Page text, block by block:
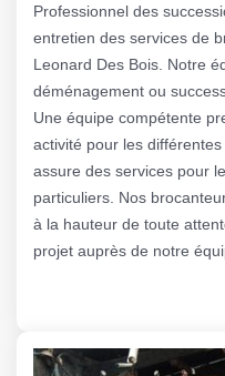
Professionnel des
entretien des services de
Leonard Des Bois. Notre
déménagement ou
Une équipe compétente
activité pour les
assure des services pour
particuliers. Nos
à la hauteur de toute
projet auprès de notre